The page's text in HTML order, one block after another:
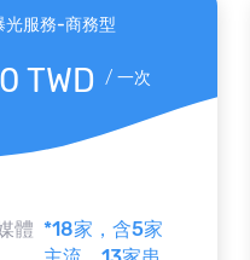
光服務-商務型
TWD / 一次
體 *18家，含5家